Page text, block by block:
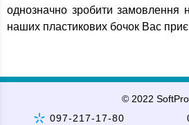
однозначно зробити замовлення
наших пластикових бочок Вас
© 2022 SoftPro
097-217-17-80